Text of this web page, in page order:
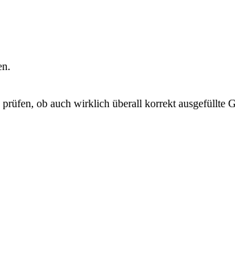
ob auch wirklich überall korrekt ausgefüllte